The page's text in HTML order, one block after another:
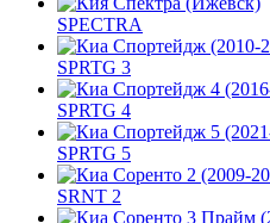
SPECTRA
SPRTG 3
SPRTG 4
SPRTG 5
SRNT 2